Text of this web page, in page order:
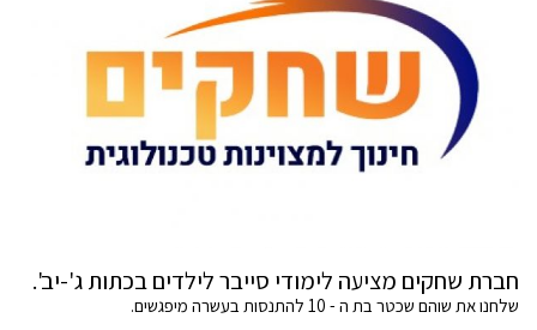
חברת שחקים מציעה לימודי סייבר לילדים בכתות ג'-יב'.
שלחנו את שוהם שכטר בת ה - 10 להתנסות בעשרה מיפגשים.